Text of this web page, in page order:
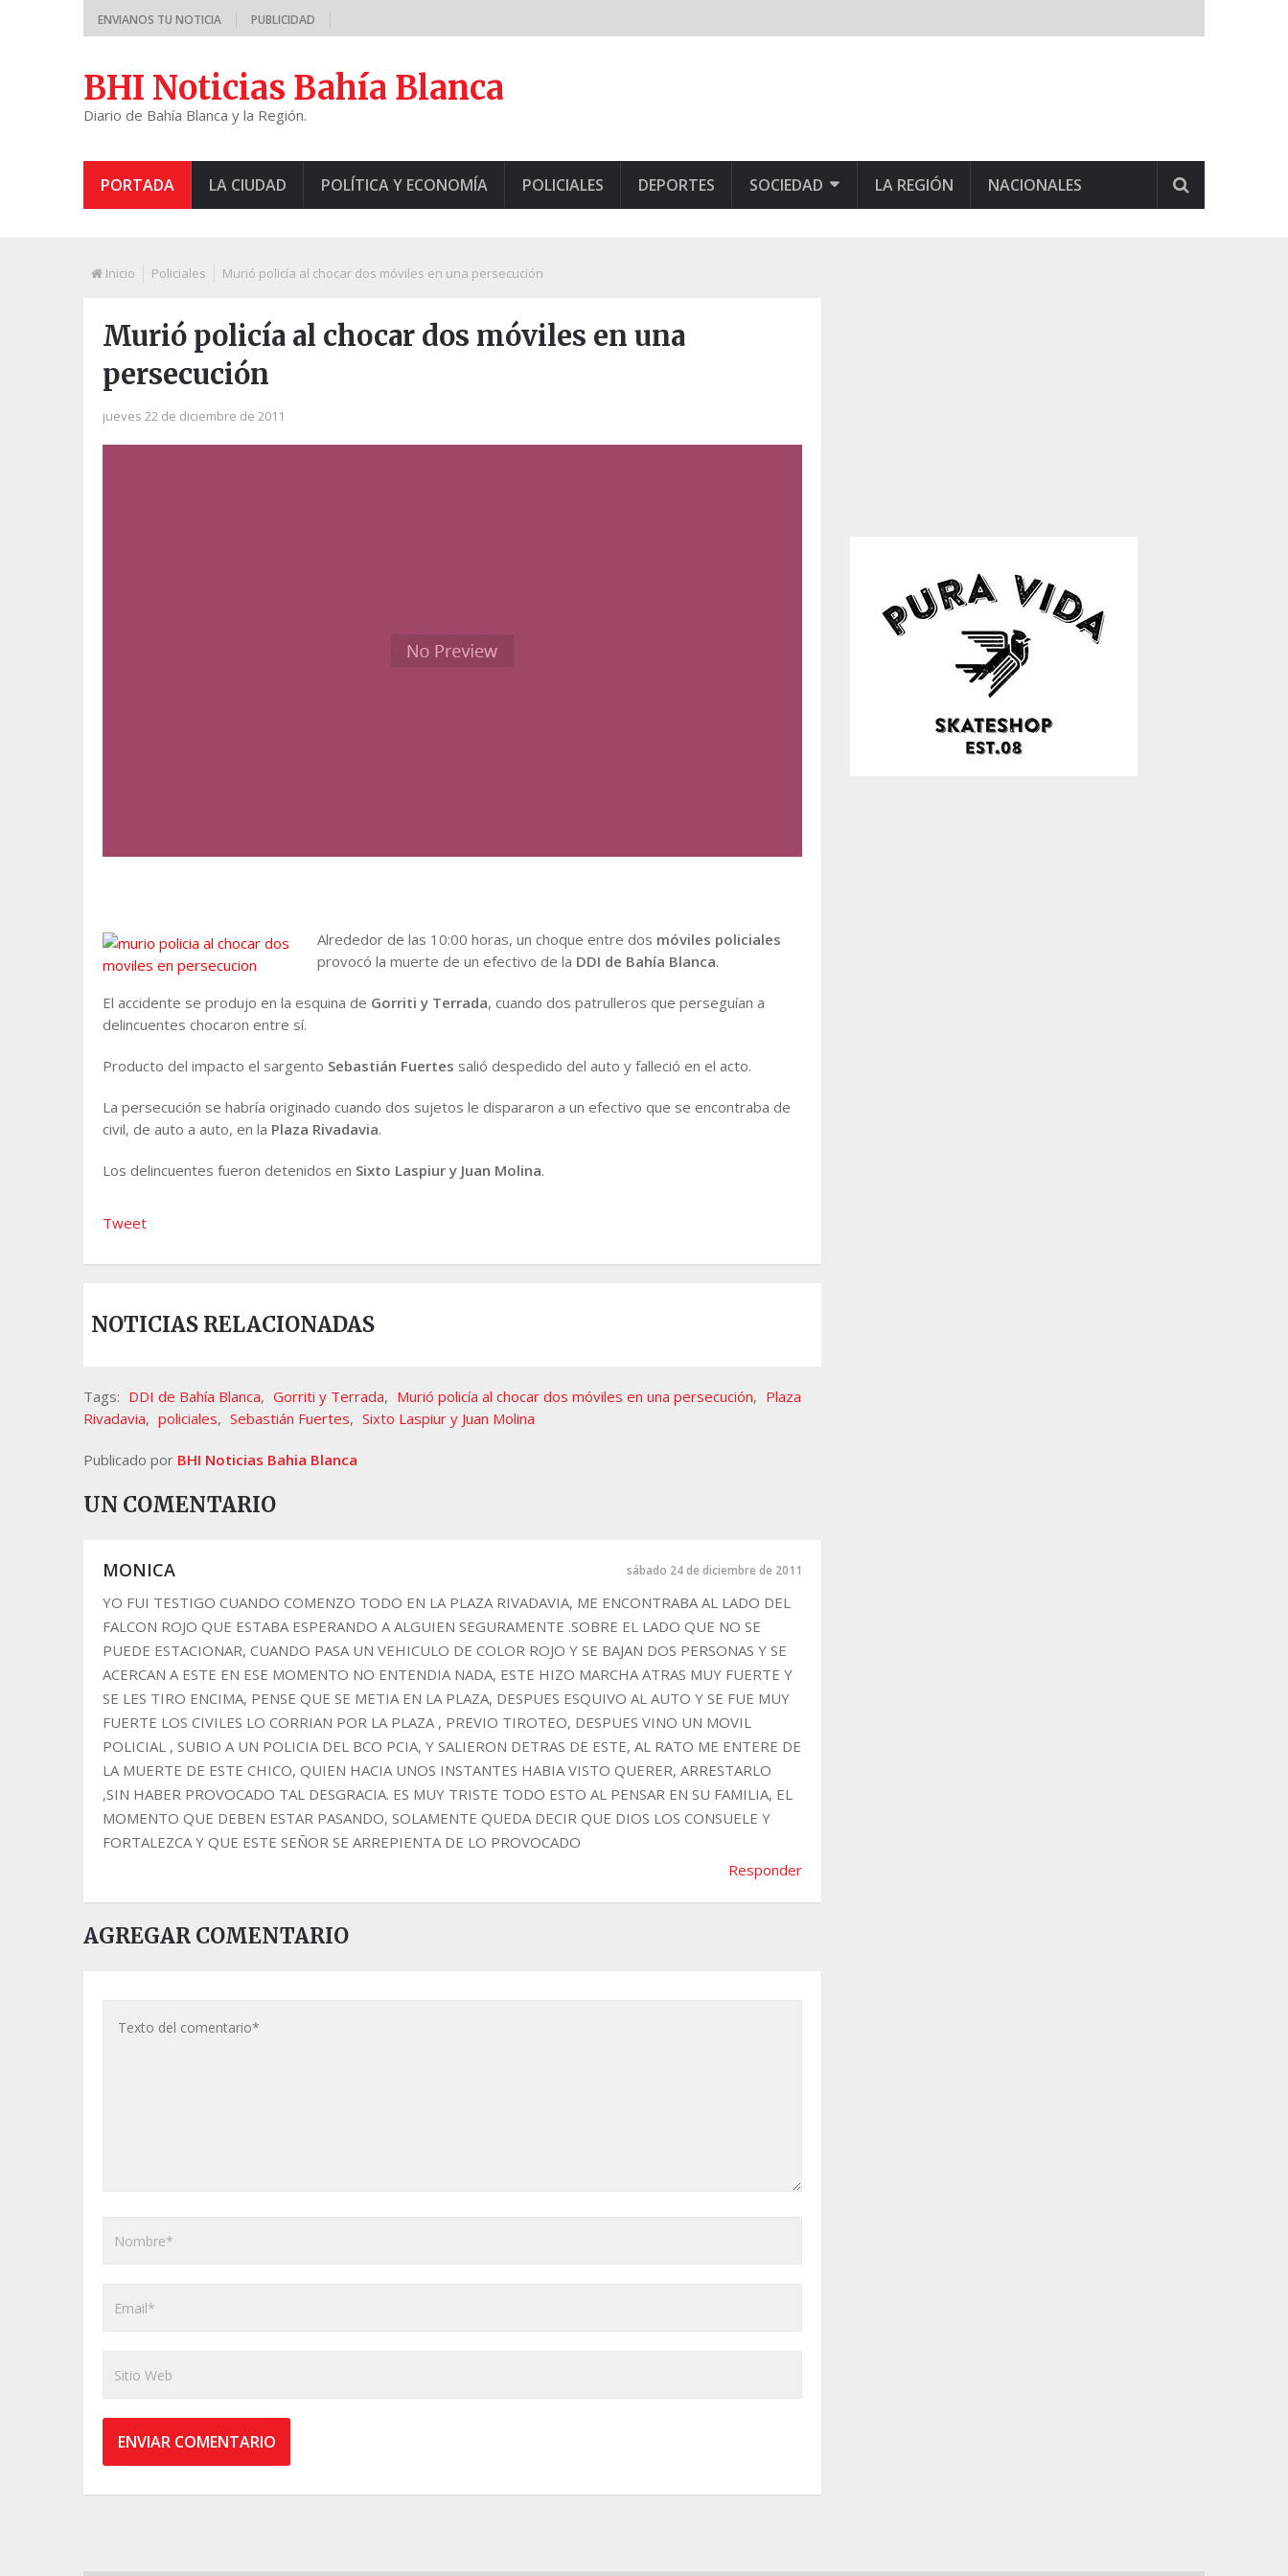
ENVIANOS TU NOTICIA PUBLICIDAD
BHI Noticias Bahía Blanca
Diario de Bahía Blanca y la Región.
PORTADA LA CIUDAD POLÍTICA Y ECONOMÍA POLICIALES DEPORTES SOCIEDAD LA REGIÓN NACIONALES
Inicio Policiales Murió policía al chocar dos móviles en una persecución
Murió policía al chocar dos móviles en una
persecución
jueves 22 de diciembre de 2011
Alrededor de las 10:00 horas, un choque entre dos móviles policiales
provocó la muerte de un efectivo de la DDI de Bahía Blanca.
El accidente se produjo en la esquina de Gorriti y Terrada, cuando dos patrulleros que perseguían a
delincuentes chocaron entre sí.
Producto del impacto el sargento Sebastián Fuertes salió despedido del auto y falleció en el acto.
La persecución se habría originado cuando dos sujetos le dispararon a un efectivo que se encontraba de
civil, de auto a auto, en la Plaza Rivadavia.
Los delincuentes fueron detenidos en Sixto Laspiur y Juan Molina.
Tweet
NOTICIAS RELACIONADAS
Tags: DDI de Bahía Blanca, Gorriti y Terrada, Murió policía al chocar dos móviles en una persecución, Plaza
Rivadavia, policiales, Sebastián Fuertes, Sixto Laspiur y Juan Molina
Publicado por BHI Noticias Bahia Blanca
UN COMENTARIO
MONICA sábado 24 de diciembre de 2011
YO FUI TESTIGO CUANDO COMENZO TODO EN LA PLAZA RIVADAVIA, ME ENCONTRABA AL LADO DEL
FALCON ROJO QUE ESTABA ESPERANDO A ALGUIEN SEGURAMENTE .SOBRE EL LADO QUE NO SE
PUEDE ESTACIONAR, CUANDO PASA UN VEHICULO DE COLOR ROJO Y SE BAJAN DOS PERSONAS Y SE
ACERCAN A ESTE EN ESE MOMENTO NO ENTENDIA NADA, ESTE HIZO MARCHA ATRAS MUY FUERTE Y
SE LES TIRO ENCIMA, PENSE QUE SE METIA EN LA PLAZA, DESPUES ESQUIVO AL AUTO Y SE FUE MUY
FUERTE LOS CIVILES LO CORRIAN POR LA PLAZA , PREVIO TIROTEO, DESPUES VINO UN MOVIL
POLICIAL , SUBIO A UN POLICIA DEL BCO PCIA, Y SALIERON DETRAS DE ESTE, AL RATO ME ENTERE DE
LA MUERTE DE ESTE CHICO, QUIEN HACIA UNOS INSTANTES HABIA VISTO QUERER, ARRESTARLO
,SIN HABER PROVOCADO TAL DESGRACIA. ES MUY TRISTE TODO ESTO AL PENSAR EN SU FAMILIA, EL
MOMENTO QUE DEBEN ESTAR PASANDO, SOLAMENTE QUEDA DECIR QUE DIOS LOS CONSUELE Y
FORTALEZCA Y QUE ESTE SEÑOR SE ARREPIENTA DE LO PROVOCADO
Responder
AGREGAR COMENTARIO